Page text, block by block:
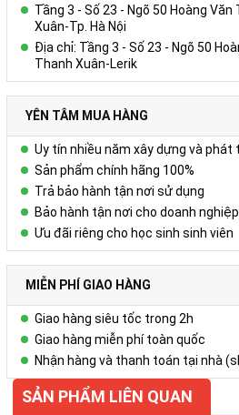
nhiều sản phẩm hơn nữa phù hợp với
của quý khách hàng.
Tầng 3 - Số 23 - Ngõ 50 Hoàng Văn
Xuân-Tp. Hà Nội
Địa chỉ: Tầng 3 - Số 23 - Ngõ 50
Thanh Xuân-Lerik
YÊN TÂM MUA HÀNG
Uy tín nhiều năm xây dựng và phát
Sản phẩm chính hãng 100%
Trả bảo hành tận nơi sử dụng
Bảo hành tận nơi cho doanh nghiệp
Ưu đãi riêng cho học sinh sinh viên
MIỄN PHÍ GIAO HÀNG
Giao hàng siêu tốc trong 2h
Giao hàng miễn phí toàn quốc
Nhận hàng và thanh toán tại nhà
SẢN PHẨM LIÊN QUAN